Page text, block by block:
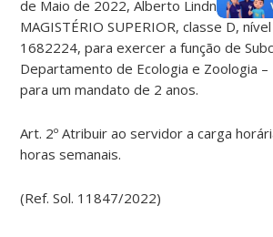
de Maio de 2022, Alberto Lindner,
MAGISTÉRIO SUPERIOR, classe D, nível
1682224, para exercer a função de
Departamento de Ecologia e Zoologia –
para um mandato de 2 anos.
Art. 2º Atribuir ao servidor a carga
horas semanais.
(Ref. Sol. 11847/2022)